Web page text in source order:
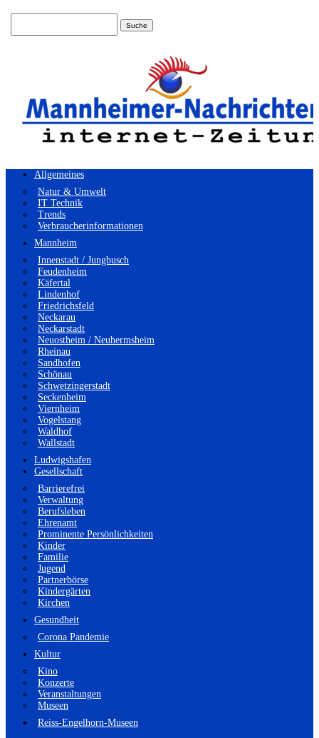
Allgemeines
Natur & Umwelt
IT Technik
Trends
Verbraucherinformationen
Mannheim
Innenstadt / Jungbusch
Feudenheim
Käfertal
Lindenhof
Friedrichsfeld
Neckarau
Neckarstadt
Neuostheim / Neuhermsheim
Rheinau
Sandhofen
Schönau
Schwetzingerstadt
Seckenheim
Viernheim
Vogelstang
Waldhof
Wallstadt
Ludwigshafen
Gesellschaft
Barrierefrei
Verwaltung
Berufsleben
Ehrenamt
Prominente Persönlichkeiten
Kinder
Familie
Jugend
Partnerbörse
Kindergärten
Kirchen
Gesundheit
Corona Pandemie
Kultur
Kino
Konzerte
Veranstaltungen
Museen
Reiss-Engelhorn-Museen